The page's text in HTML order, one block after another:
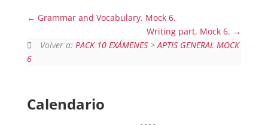
Grammar and Vocabulary. Mock 6.
Writing part. Mock 6.
Volver a: PACK 10 EXÁMENES >APTIS GENERAL MOCK
6
Calendario